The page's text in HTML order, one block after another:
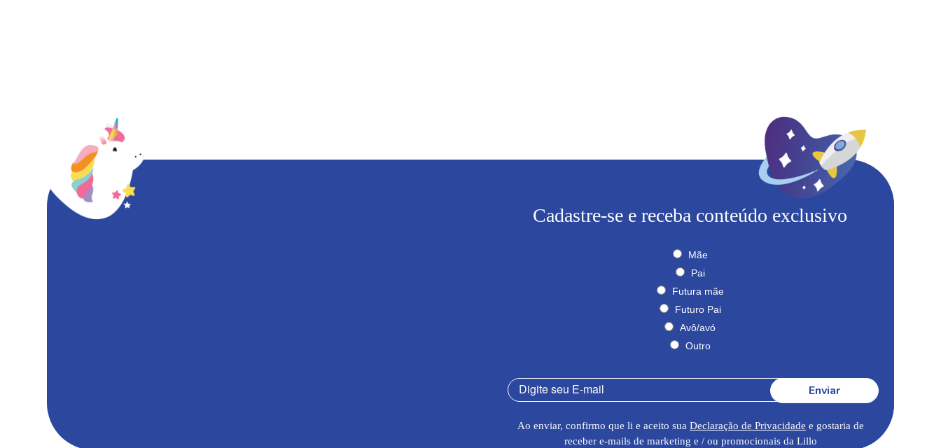
Cadastre-se e receba conteúdo exclusivo
Mãe
Pai
Futura mãe
Futuro Pai
Avô/avó
Outro
Enviar
Ao enviar, confirmo que li e aceito suaDeclaração de Privacidade e gostaria de
receber e-mails de marketing e / ou promocionais da Lillo